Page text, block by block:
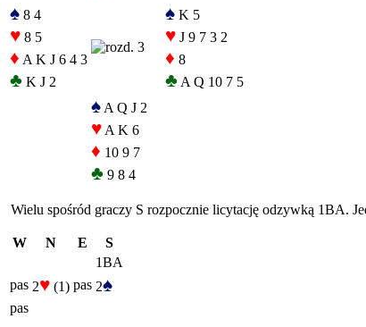
♠ 8 4
♥ 8 5
♦ A K J 6 4 3
♣ K J 2
♠ K 5
♥ J 9 7 3 2
♦ 8
♣ A Q 10 7 5
♠ A Q J 2
♥ A K 6
♦ 10 9 7
♣ 9 8 4
Wielu spośród graczy S rozpocznie licytację odzywką 1BA.
W N E
S
1BA
pas 2♥ (1) pas 2♠
pas